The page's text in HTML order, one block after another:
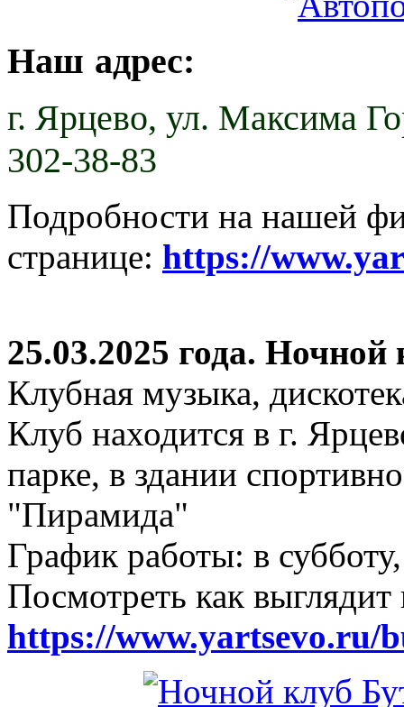
Наш адрес:
г. Ярцево, ул. Максима
302-38-83
Подробности на нашей
странице: https://
25.03.2025 года.
Клубная музыка,
Клуб находится в г.
парке, в здании
"Пирамида"
График работы: в
Посмотреть как
https://www.yartsevo.ru/